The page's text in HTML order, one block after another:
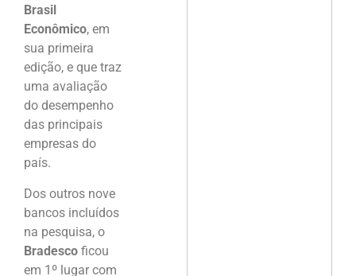
Brasil
Econômico, em
sua primeira
edição, e que traz
uma avaliação
do desempenho
das principais
empresas do
país.
Dos outros nove
bancos incluídos
na pesquisa, o
Bradesco ficou
em 1º lugar com